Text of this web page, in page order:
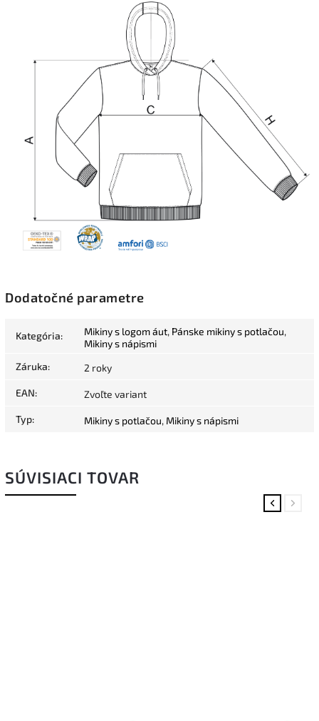
Dodatočné parametre
Kategória: Mikiny s logom áut, Pánske mikiny s potlačou,
Mikiny s nápismi
Záruka: 2 roky
EAN: Zvoľte variant
Typ: Mikiny s potlačou, Mikiny s nápismi
SÚVISIACI TOVAR
Previous
Next